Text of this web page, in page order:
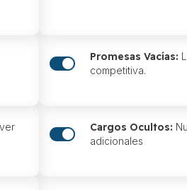
Promesas Vacías:
competitiva.
Cargos Ocultos:
adicionales